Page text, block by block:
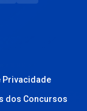
Privacidade
dos Concursos